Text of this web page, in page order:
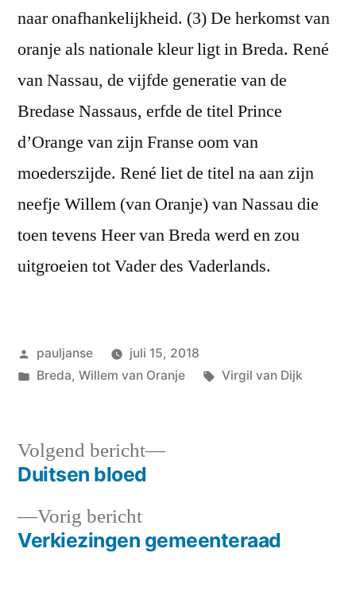
naar onafhankelijkheid. (3) De herkomst van
oranje als nationale kleur ligt in Breda. René
van Nassau, de vijfde generatie van de
Bredase Nassaus, erfde de titel Prince
d’Orange van zijn Franse oom van
moederszijde. René liet de titel na aan zijn
neefje Willem (van Oranje) van Nassau die
toen tevens Heer van Breda werd en zou
uitgroeien tot Vader des Vaderlands.
Geplaatst
door
pauljanse
juli 15, 2018
Geplaatst
Breda, Willem van Oranje Tags:
Virgil van Dijk
Bericht
navigatie
Vorig berichtVorig
bericht:
Verkiezingen gemeenteraad
Volgend bericht
Volgend
Duitsen bloed